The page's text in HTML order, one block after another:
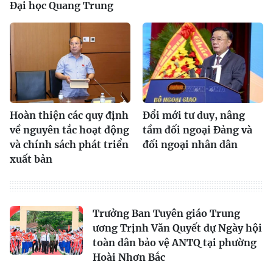
Đại học Quang Trung
Hoàn thiện các quy định
về nguyên tắc hoạt động
và chính sách phát triển
xuất bản
Đổi mới tư duy, nâng
tầm đối ngoại Đảng và
đối ngoại nhân dân
Trưởng Ban Tuyên giáo Trung
ương Trịnh Văn Quyết dự Ngày hội
toàn dân bảo vệ ANTQ tại phường
Hoài Nhơn Bắc